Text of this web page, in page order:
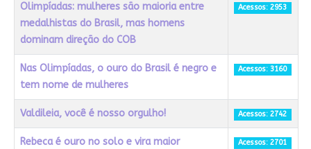
Olimpíadas: mulheres são maioria entre
medalhistas do Brasil, mas homens
dominam direção do COB
Acessos: 2953
Nas Olimpíadas, o ouro do Brasil é negro e
tem nome de mulheres
Acessos: 3160
Valdileia, você é nosso orgulho! Acessos: 2742
Rebeca é ouro no solo e vira maior
Acessos: 2701